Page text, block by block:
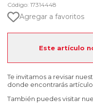
Código: 17314448
Agregar a favoritos
Este artículo
Te invitamos a revisar
donde encontrarás
También puedes visitar